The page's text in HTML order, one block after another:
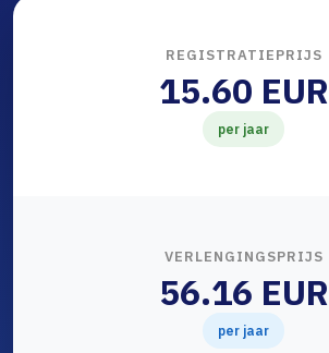
REGISTRATIEPRIJS
15.60 EUR
per jaar
VERLENGINGSPRIJS
56.16 EUR
per jaar